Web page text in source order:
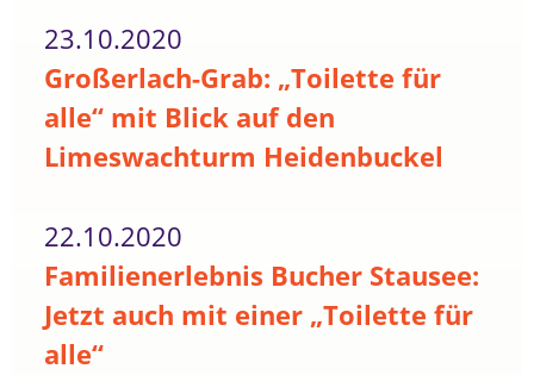
23.10.2020
Großerlach-Grab: „Toilette für
alle“ mit Blick auf den
Limeswachturm Heidenbuckel
22.10.2020
Familienerlebnis Bucher Stausee:
Jetzt auch mit einer „Toilette für
alle“